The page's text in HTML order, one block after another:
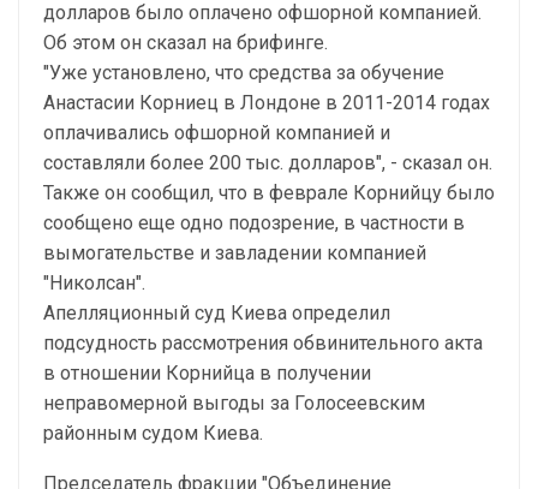
долларов было оплачено офшорной компанией.
Об этом он сказал на брифинге.
"Уже установлено, что средства за обучение
Анастасии Корниец в Лондоне в 2011-2014 годах
оплачивались офшорной компанией и
составляли более 200 тыс. долларов", - сказал он.
Также он сообщил, что в феврале Корнийцу было
сообщено еще одно подозрение, в частности в
вымогательстве и завладении компанией
"Николсан".
Апелляционный суд Киева определил
подсудность рассмотрения обвинительного акта
в отношении Корнийца в получении
неправомерной выгоды за Голосеевским
районным судом Киева.
Председатель фракции "Объединение